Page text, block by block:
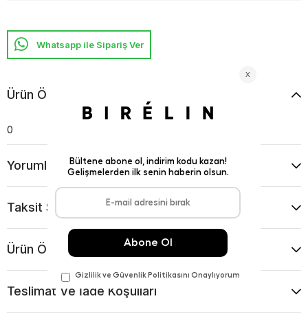
Whatsapp ile Sipariş Ver
Ürün Özellikleri
0
Yorumlar (0)
Taksit Seçenekleri
Ürün Önerileri
Teslimat Ve İade Koşulları